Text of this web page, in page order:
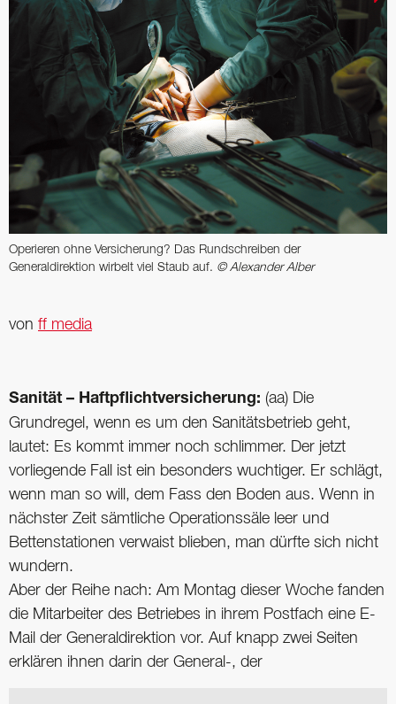
Operieren ohne Versicherung? Das Rundschreiben der
Generaldirektion wirbelt viel Staub auf. © Alexander Alber
von ff media
Sanität – Haftpflichtversicherung: (aa) Die
Grundregel, wenn es um den Sanitätsbetrieb geht,
lautet: Es kommt immer noch schlimmer. Der jetzt
vorliegende Fall ist ein besonders wuchtiger. Er schlägt,
wenn man so will, dem Fass den Boden aus. Wenn in
nächster Zeit sämtliche Operationssäle leer und
Bettenstationen verwaist blieben, man dürfte sich nicht
wundern.
Aber der Reihe nach: Am Montag dieser Woche fanden
die Mitarbeiter des Betriebes in ihrem Postfach eine E-
Mail der Generaldirektion vor. Auf knapp zwei Seiten
erklären ihnen darin der General-, der